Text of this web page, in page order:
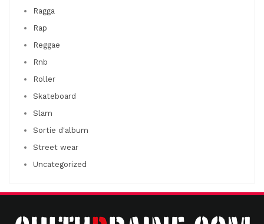
Ragga
Rap
Reggae
Rnb
Roller
Skateboard
Slam
Sortie d'album
Street wear
Uncategorized